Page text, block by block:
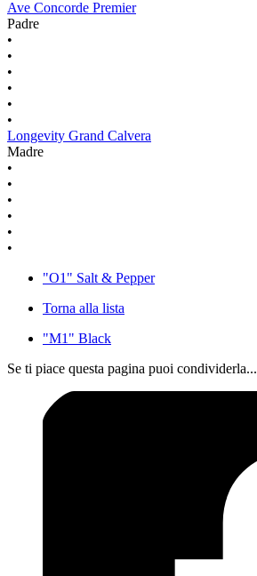
Ave Concorde Premier
Padre
•
•
•
•
•
•
Longevity Grand Calvera
Madre
•
•
•
•
•
•
"O1" Salt & Pepper
Torna alla lista
"M1" Black
Se ti piace questa pagina puoi condividerla...